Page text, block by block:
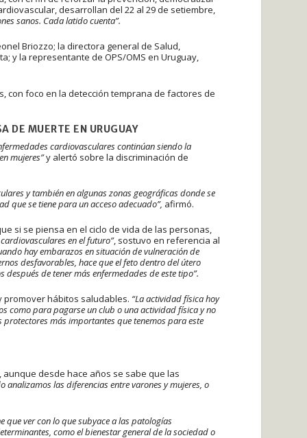
desarrollan del 22 al 29 de setiembre,
sanos. Cada latido cuenta”.
Briozzo; la directora general de Salud,
y la representante de OPS/OMS en Uruguay,
con foco en la detección temprana de factores de
DE MUERTE EN URUGUAY
cardiovasculares continúan siendo la
mujeres”y alertó sobre la discriminación de
y también en algunas zonas geográficas donde se
que se tiene para un acceso adecuado”, afirmó.
si se piensa en el ciclo de vida de las personas,
en el futuro”, sostuvo en referencia al
hay embarazos en situación de vulneración de
desfavorables, hace que el feto dentro del útero
de tener más enfermedades de este tipo”.
hábitos saludables. “La actividad física hoy
como para pagarse un club o una actividad física y no
más importantes que tenemos para este
desde hace años se sabe que las
analizamos las diferencias entre varones y mujeres, o
que ver con lo que subyace a las patologías
como el bienestar general de la sociedad o